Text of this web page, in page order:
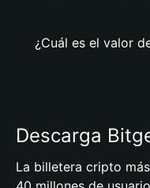
¿Cuál es el valor
Descarga
La billetera cripto